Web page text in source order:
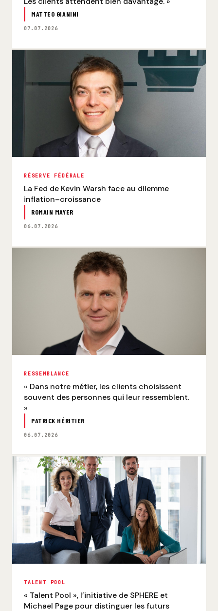
MATTEO GIANINI
07.07.2026
RÉSERVE FÉDÉRALE
La Fed de Kevin Warsh face au dilemme
inflation–croissance
ROMAIN MAYER
06.07.2026
RESSEMBLANCE
« Dans notre métier, les clients choisissent
souvent des personnes qui leur ressemblent.
»
PATRICK HÉRITIER
06.07.2026
TALENT POOL
« Talent Pool », l’initiative de SPHERE et
Michael Page pour distinguer les futurs